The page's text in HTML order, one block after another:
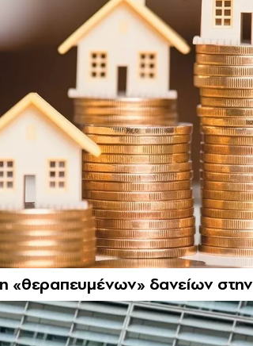
«θεραπευμένων» δανείων